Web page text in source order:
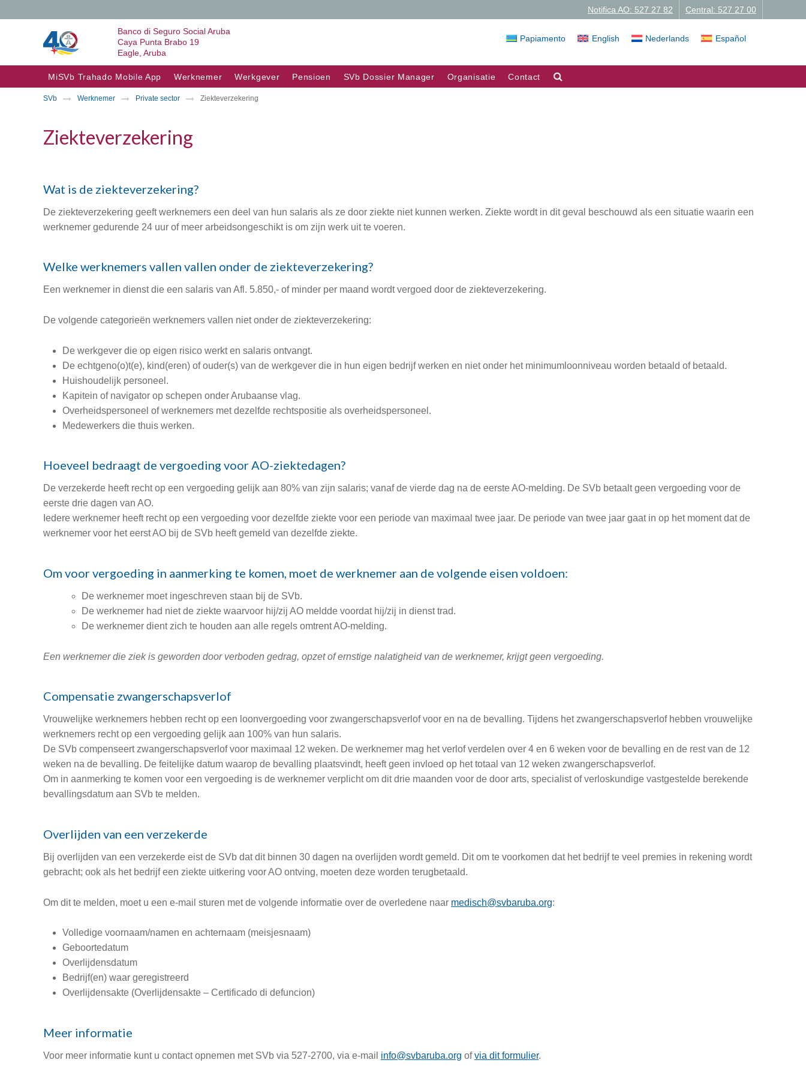
Notifica AO: 527 27 82 Central: 527 27 00
Papiamento English Nederlands Español
Banco di Seguro Social Aruba
Caya Punta Brabo 19
Eagle, Aruba
Skip to content
MiSVb Trahado Mobile App Werknemer Werkgever Pensioen SVb Dossier Manager Organisatie Contact
SVb Werknemer Private sector Ziekteverzekering
Ziekteverzekering
Wat is de ziekteverzekering?
De ziekteverzekering geeft werknemers een deel van hun salaris als ze door ziekte niet kunnen werken. Ziekte wordt in dit geval beschouwd als een situatie waarin een
werknemer gedurende 24 uur of meer arbeidsongeschikt is om zijn werk uit te voeren.
Welke werknemers vallen vallen onder de ziekteverzekering?
Een werknemer in dienst die een salaris van Afl. 5.850,- of minder per maand wordt vergoed door de ziekteverzekering.
De volgende categorieën werknemers vallen niet onder de ziekteverzekering:
De werkgever die op eigen risico werkt en salaris ontvangt.
De echtgeno(o)t(e), kind(eren) of ouder(s) van de werkgever die in hun eigen bedrijf werken en niet onder het minimumloonniveau worden betaald of betaald.
Huishoudelijk personeel.
Kapitein of navigator op schepen onder Arubaanse vlag.
Overheidspersoneel of werknemers met dezelfde rechtspositie als overheidspersoneel.
Medewerkers die thuis werken.
Hoeveel bedraagt de vergoeding voor AO-ziektedagen?
De verzekerde heeft recht op een vergoeding gelijk aan 80% van zijn salaris; vanaf de vierde dag na de eerste AO-melding. De SVb betaalt geen vergoeding voor de
eerste drie dagen van AO.
Iedere werknemer heeft recht op een vergoeding voor dezelfde ziekte voor een periode van maximaal twee jaar. De periode van twee jaar gaat in op het moment dat de
werknemer voor het eerst AO bij de SVb heeft gemeld van dezelfde ziekte.
Om voor vergoeding in aanmerking te komen, moet de werknemer aan de volgende eisen voldoen:
De werknemer moet ingeschreven staan bij de SVb.
De werknemer had niet de ziekte waarvoor hij/zij AO meldde voordat hij/zij in dienst trad.
De werknemer dient zich te houden aan alle regels omtrent AO-melding.
Een werknemer die ziek is geworden door verboden gedrag, opzet of ernstige nalatigheid van de werknemer, krijgt geen vergoeding.
Compensatie zwangerschapsverlof
Vrouwelijke werknemers hebben recht op een loonvergoeding voor zwangerschapsverlof voor en na de bevalling. Tijdens het zwangerschapsverlof hebben vrouwelijke
werknemers recht op een vergoeding gelijk aan 100% van hun salaris.
De SVb compenseert zwangerschapsverlof voor maximaal 12 weken. De werknemer mag het verlof verdelen over 4 en 6 weken voor de bevalling en de rest van de 12
weken na de bevalling. De feitelijke datum waarop de bevalling plaatsvindt, heeft geen invloed op het totaal van 12 weken zwangerschapsverlof.
Om in aanmerking te komen voor een vergoeding is de werknemer verplicht om dit drie maanden voor de door arts, specialist of verloskundige vastgestelde berekende
bevallingsdatum aan SVb te melden.
Overlijden van een verzekerde
Bij overlijden van een verzekerde eist de SVb dat dit binnen 30 dagen na overlijden wordt gemeld. Dit om te voorkomen dat het bedrijf te veel premies in rekening wordt
gebracht; ook als het bedrijf een ziekte uitkering voor AO ontving, moeten deze worden terugbetaald.
Om dit te melden, moet u een e-mail sturen met de volgende informatie over de overledene naar medisch@svbaruba.org:
Volledige voornaam/namen en achternaam (meisjesnaam)
Geboortedatum
Overlijdensdatum
Bedrijf(en) waar geregistreerd
Overlijdensakte (Overlijdensakte – Certificado di defuncion)
Meer informatie
Voor meer informatie kunt u contact opnemen met SVb via 527-2700, via e-mail info@svbaruba.org ofvia dit formulier.